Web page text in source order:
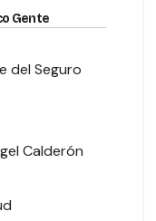
Gente
del Seguro
Calderón